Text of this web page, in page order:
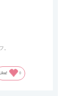
の場所を気
た。
。
Like! 0